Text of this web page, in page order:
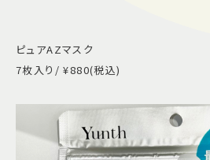
ピュアAZマスク
7枚入り/ ¥880(税込)